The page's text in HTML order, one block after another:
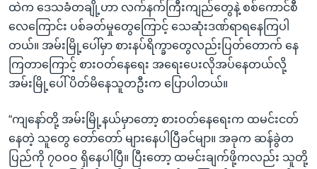
ထဲက ဒေသခံတချို့ဟာ လက်နက်ကြီးကျည်တွေနဲ့ စစ်ကောင်စီ
လေကြောင်း ပစ်ခတ်မှုတွေကြောင့် သေဆုံးဒဏ်ရာရနေကြပါ
တယ်။ အမ်းမြို့ပေါ်မှာ စားနပ်ရိက္ခာတွေလည်းပြတ်တောက် နေ
ကြတာကြောင့် စားဝတ်နေရေး အရေးပေးလိုအပ်နေတယ်လို့
အမ်းမြို့ပေါ် ပိတ်မိနေသူတဦးက ပြောပါတယ်။
“ကျနော်တို့ အမ်းမြို့နယ်မှာတော့ စားဝတ်နေရေးက ထမင်းငတ်
နေတဲ့ သူတွေ တော်တော် များနေပါပြီခင်မျာ။ အခုက ဆန်ခွဲတ
ပြည်ကို ၇ဝဝဝ ရှိနေပါပြီ။ ပြီးတော့ ထမင်းချက်ဖို့ကလည်း သူတို့